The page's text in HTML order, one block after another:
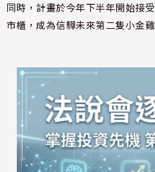
同時，計畫於今年下半年開始接
市櫃，成為信驊未來第二隻小金雞